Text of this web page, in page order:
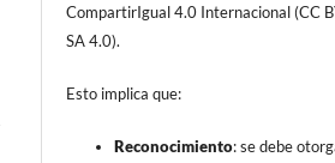
CompartirIgual 4.0 Internacional (CC
SA 4.0).
Esto implica que:
Reconocimiento: se debe